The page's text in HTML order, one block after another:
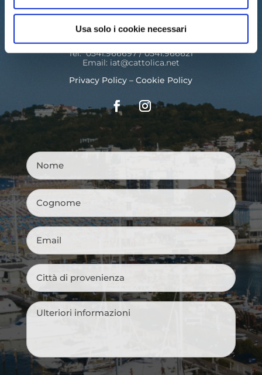
Usa solo i cookie necessari
DEL COMUNE DI CATTOLICA
PALAZZO DEL TURISMO
Via Mancini, 24 – Cattolica (RN)
Tel: 0541.966697 / 0541.966621
Email: iat@cattolica.net
Privacy Policy –Cookie Policy
Nome
Cognome
Email
Città
di
provenienza*
Messaggio